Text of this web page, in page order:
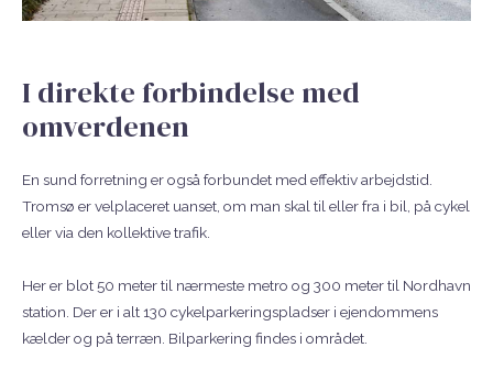
I direkte forbindelse med
omverdenen
En sund forretning er også forbundet med effektiv arbejdstid.
Tromsø er velplaceret uanset, om man skal til eller fra i bil, på cykel
eller via den kollektive trafik.
Her er blot 50 meter til nærmeste metro og 300 meter til Nordhavn
station. Der er i alt 130 cykelparkeringspladser i ejendommens
kælder og på terræn. Bilparkering findes i området.